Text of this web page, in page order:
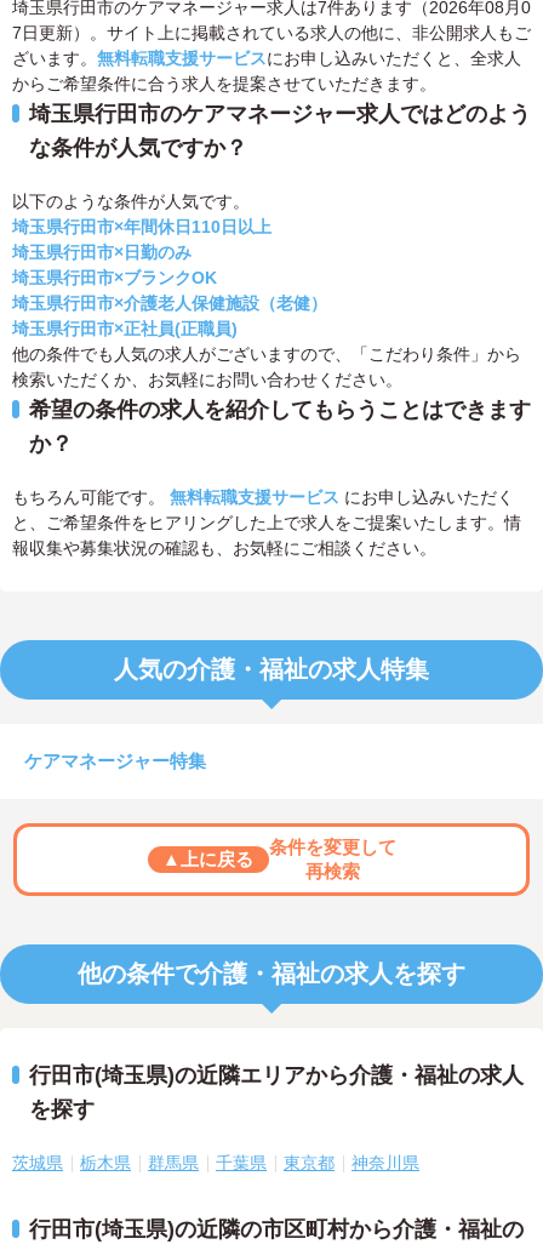
埼玉県行田市のケアマネージャー求人は7件あります（2026年08月0
7日更新）。サイト上に掲載されている求人の他に、非公開求人もご
ざいます。 無料転職支援サービスにお申し込みいただくと、全求人
からご希望条件に合う求人を提案させていただきます。
埼玉県行田市のケアマネージャー求人ではどのよう
な条件が人気ですか？
以下のような条件が人気です。
埼玉県行田市×年間休日110日以上
埼玉県行田市×日勤のみ
埼玉県行田市×ブランクOK
埼玉県行田市×介護老人保健施設（老健）
埼玉県行田市×正社員(正職員)
他の条件でも人気の求人がございますので、「こだわり条件」から
検索いただくか、お気軽にお問い合わせください。
希望の条件の求人を紹介してもらうことはできます
か？
もちろん可能です。 無料転職支援サービス にお申し込みいただく
と、ご希望条件をヒアリングした上で求人をご提案いたします。情
報収集や募集状況の確認も、お気軽にご相談ください。
人気の介護・福祉の求人特集
ケアマネージャー特集
▲上に戻る
条件を変更して
再検索
他の条件で介護・福祉の求人を探す
行田市(埼玉県)の近隣エリアから介護・福祉の求人
を探す
茨城県 栃木県 群馬県 千葉県 東京都 神奈川県
行田市(埼玉県)の近隣の市区町村から介護・福祉の